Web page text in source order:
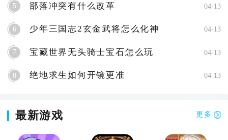
5 部落冲突有什么改革 04-13
6 少年三国志2玄金武将怎么化神 04-13
7 宝藏世界无头骑士宝石怎么玩 04-13
8 绝地求生如何开镜更准 04-13
最新游戏 更多